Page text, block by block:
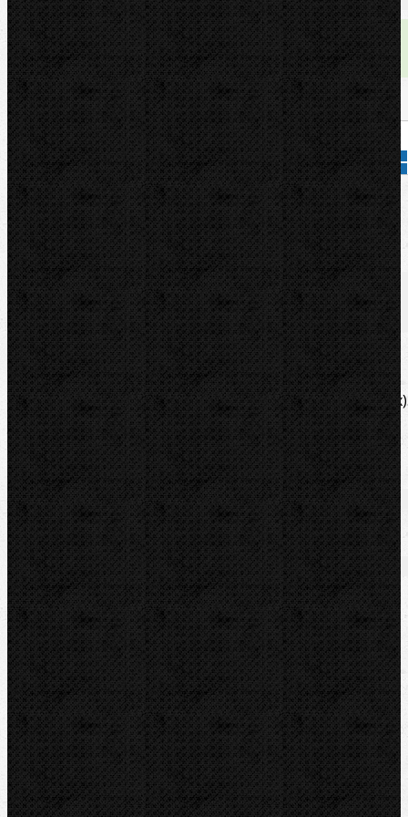
Dostupnost:
skladem
Množství:
Přidat do košíku
Kód zboží: 041163
Značka:
CBC
Popis
Zařazení
Komentáře (0)
Nástroj ke kalibrování vícevrstvých trubek (Al-
(40x3,5mm-50x4mm-63x4,5mm).
Zařazení
Odhrotovače, kalibry
Odhrotovače, kalibry / Kalibry
Komentáře
Přidat komentář
Sortiment
Akce
Bazar